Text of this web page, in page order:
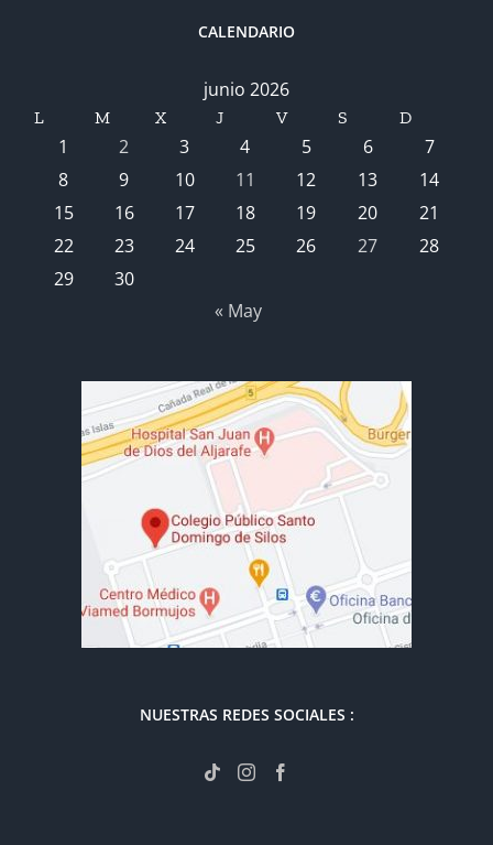
CALENDARIO
junio 2026
L M X J V S D
1 2 3 4 5 6
7
8
9 10 11 12 13
14
15
16 17 18 19 20
21
22
23 24 25 26 27
28
29
30
« May
NUESTRAS REDES SOCIALES :